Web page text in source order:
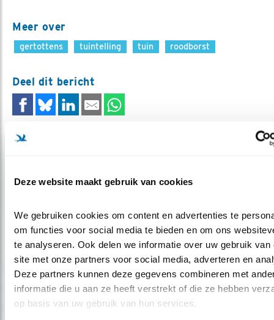
Deze website maakt gebruik van cookies
We gebruiken cookies om content en advertenties te
om functies voor social media te bieden en om ons
te analyseren. Ook delen we informatie over uw gebruik van
site met onze partners voor social media, adverteren en
Deze partners kunnen deze gegevens combineren met
informatie die u aan ze heeft verstrekt of die ze hebben
op basis van uw gebruik van hun services.
Meer over
gertottens tuintelling tuin roodborst
Deel dit bericht